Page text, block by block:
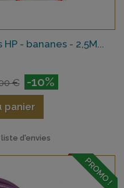
HP - bananes - 2,5M...
€ -10%
panier
d'envies
PROMO !